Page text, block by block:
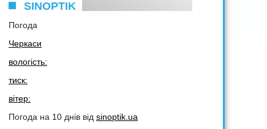
SINOPTIK
Погода
Черкаси
вологість:
тиск:
вітер:
Погода на 10 днів від sinoptik.ua